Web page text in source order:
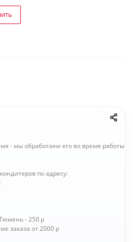
- мы обработаем его во время работы
по адресу:
- 250 р
заказа от 2000 р